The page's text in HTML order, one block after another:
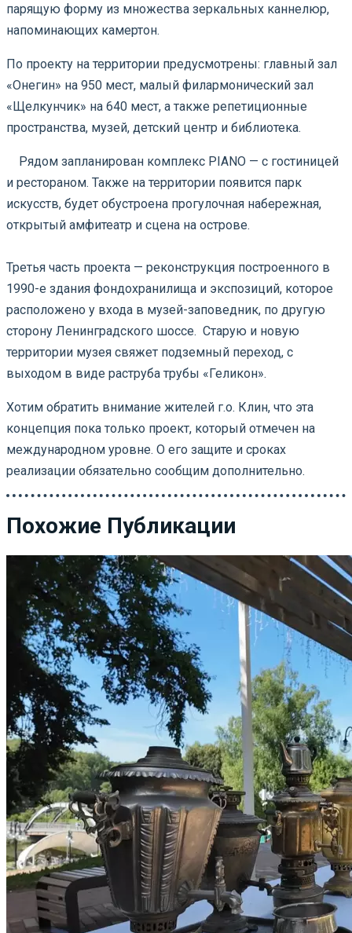
парящую форму из множества зеркальных каннелюр,
напоминающих камертон.
По проекту на территории предусмотрены: главный зал
«Онегин» на 950 мест, малый филармонический зал
«Щелкунчик» на 640 мест, а также репетиционные
пространства, музей, детский центр и библиотека.
⠀ Рядом запланирован комплекс PIANO — с гостиницей
и рестораном. Также на территории появится парк
искусств, будет обустроена прогулочная набережная,
открытый амфитеатр и сцена на острове.
Третья часть проекта — реконструкция построенного в
1990-е здания фондохранилища и экспозиций, которое
расположено у входа в музей-заповедник, по другую
сторону Ленинградского шоссе. Старую и новую
территории музея свяжет подземный переход, с
выходом в виде раструба трубы «Геликон».
Хотим обратить внимание жителей г.о. Клин, что эта
концепция пока только проект, который отмечен на
международном уровне. О его защите и сроках
реализации обязательно сообщим дополнительно.
Похожие Публикации